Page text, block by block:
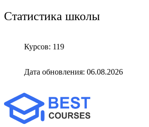
Статистика школы
Курсов: 119
Дата обновления: 06.08.2026